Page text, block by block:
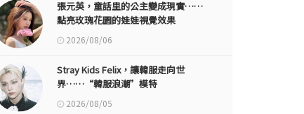
張元英，童話里的公主變成現實……
點亮玫瑰花園的娃娃視覺效果
2026/08/06
Stray Kids Felix，讓韓服走向世
界……“韓服浪潮”模特
2026/08/05